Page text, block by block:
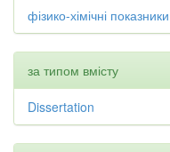
фізико-хімічні показники
за типом вмісту
Dissertation